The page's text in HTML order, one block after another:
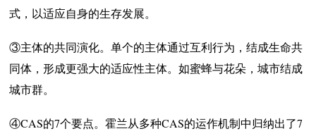
式，以适应自身的生存发展。
③主体的共同演化。单个的主体通过互利行为，结成生命共
同体，形成更强大的适应性主体。如蜜蜂与花朵，城市结成
城市群。
④CAS的7个要点。霍兰从多种CAS的运作机制中归纳出了7